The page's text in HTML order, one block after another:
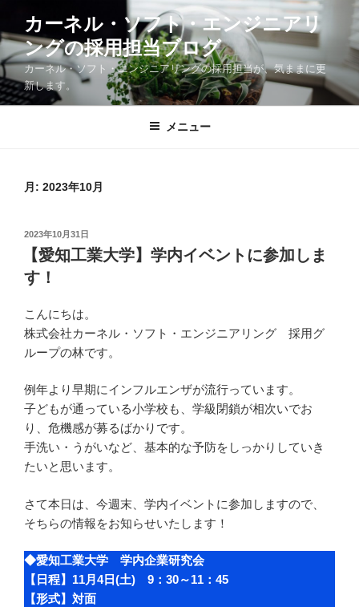
テ
ン
ツ
へ
カーネル・ソフト・エンジニアリ
ングの採用担当ブログ
カーネル・ソフト・エンジニアリングの採用担当が、気ままに更
新します。
メニュー
月: 2023年10月
投
日:
2023年10月31日
【愛知工業大学】学内イベントに参加しま
す！
こんにちは。
株式会社カーネル・ソフト・エンジニアリング 採用グ
ループの林です。
例年より早期にインフルエンザが流行っています。
子どもが通っている小学校も、学級閉鎖が相次いでお
り、危機感が募るばかりです。
手洗い・うがいなど、基本的な予防をしっかりしていき
たいと思います。
さて本日は、今週末、学内イベントに参加しますので、
そちらの情報をお知らせいたします！
◆愛知工業大学 学内企業研究会
【日程】11月4日(土) 9：30～11：45
【形式】対面